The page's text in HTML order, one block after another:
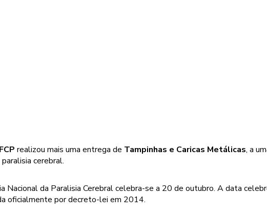
realizou mais uma entrega de Tampinhas e Caricas Metálicas, a
cerebral.
Nacional da Paralisia Cerebral celebra-se a 20 de outubro. A data
oficialmente por decreto-lei em 2014.